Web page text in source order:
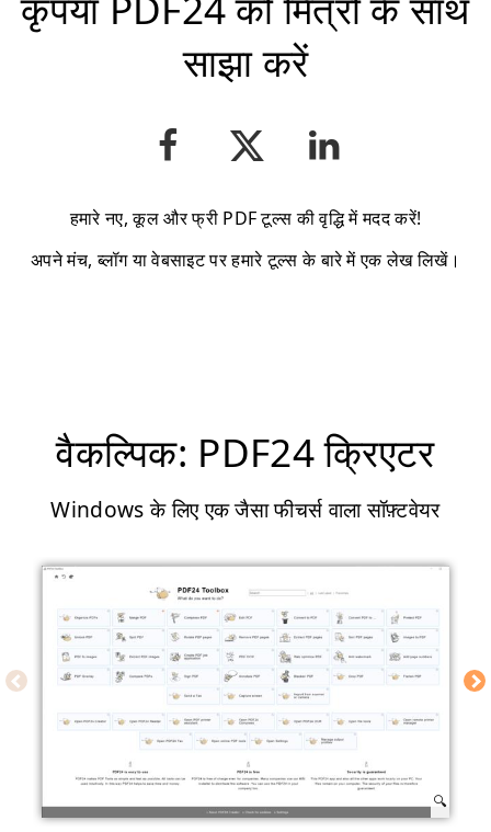
साझा करें
हमारे नए, कूल और फ्री PDF टूल्स की वृद्धि में मदद करें!
अपने मंच, ब्लॉग या वेबसाइट पर हमारे टूल्स के बारे में एक लेख लिखें।
वैकल्पिक: PDF24 क्रिएटर
Windows के लिए एक जैसा फीचर्स वाला सॉफ़्टवेयर